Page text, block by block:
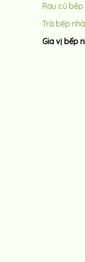
Rau củ bếp
Trà bếp nhà
Gia vị bếp